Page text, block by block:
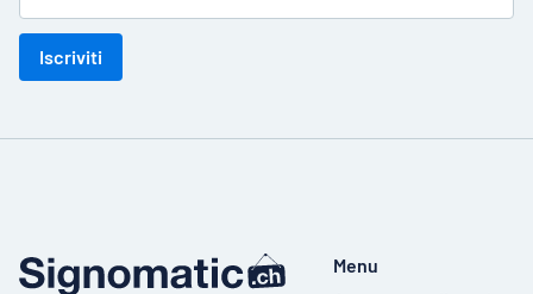
Iscriviti
Menu